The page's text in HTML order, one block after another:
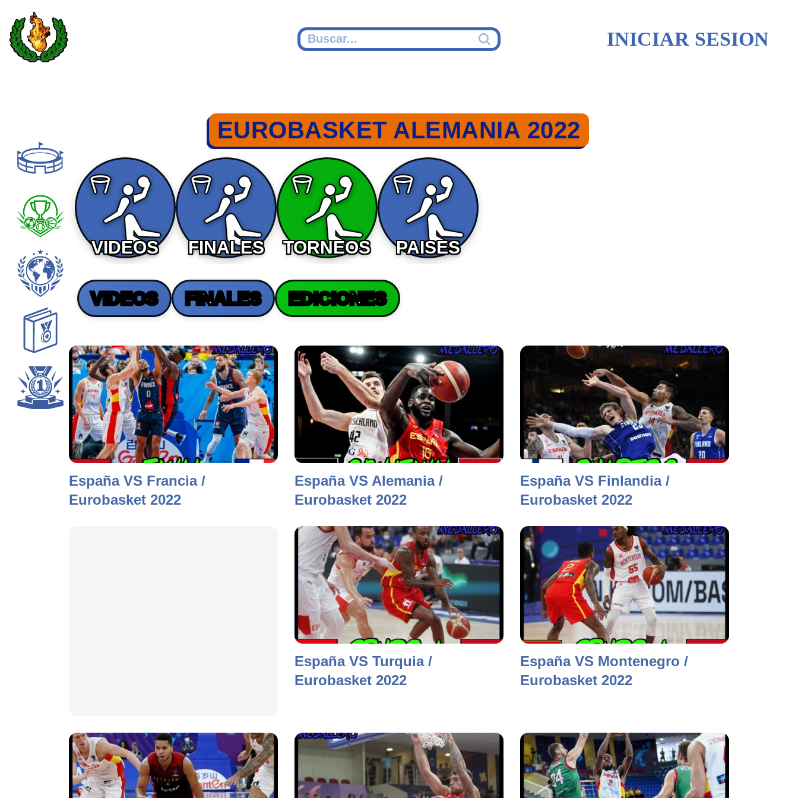
Saltar INICIAR SESION
EUROBASKET ALEMANIA 2022
VIDEOS FINALES TORNEOS PAISES
VIDEOS FINALES EDICIONES
España VS Francia /
Eurobasket 2022
España VS Alemania /
Eurobasket 2022
España VS Finlandia /
Eurobasket 2022
España VS Turquia /
Eurobasket 2022
España VS Montenegro /
Eurobasket 2022